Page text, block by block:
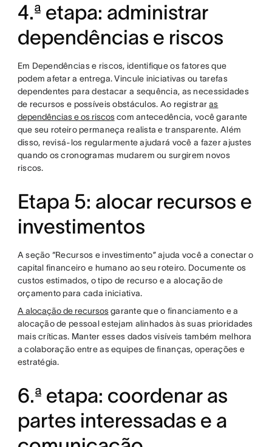
4.ª etapa: administrar
dependências e riscos
Em Dependências e riscos, identifique os fatores que
podem afetar a entrega. Vincule iniciativas ou tarefas
dependentes para destacar a sequência, as necessidades
de recursos e possíveis obstáculos. Ao registraras
dependências e os riscoscom antecedência, você garante
que seu roteiro permaneça realista e transparente. Além
disso, revisá-los regularmente ajudará você a fazer ajustes
quando os cronogramas mudarem ou surgirem novos
riscos.
Etapa 5: alocar recursos e
investimentos
A seção “Recursos e investimento” ajuda você a conectar o
capital financeiro e humano ao seu roteiro. Documente os
custos estimados, o tipo de recurso e a alocação de
orçamento para cada iniciativa.
A alocação de recursosgarante que o financiamento e a
alocação de pessoal estejam alinhados às suas prioridades
mais críticas. Manter esses dados visíveis também melhora
a colaboração entre as equipes de finanças, operações e
estratégia.
6.ª etapa: coordenar as
partes interessadas e a